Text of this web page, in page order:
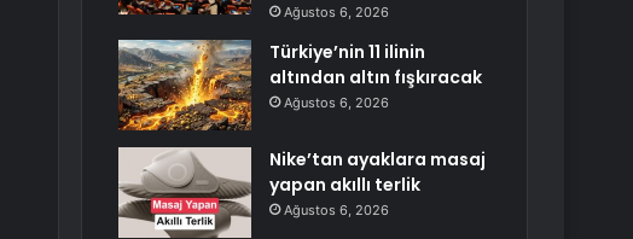
Ağustos 6, 2026
Türkiye’nin 11 ilinin
altından altın fışkıracak
Ağustos 6, 2026
Nike’tan ayaklara masaj
yapan akıllı terlik
Ağustos 6, 2026